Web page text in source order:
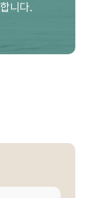
니다.